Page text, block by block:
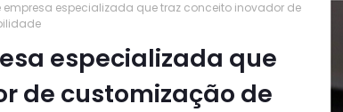
empresa especializada que traz conceito inovador de
especializada que
de customização de